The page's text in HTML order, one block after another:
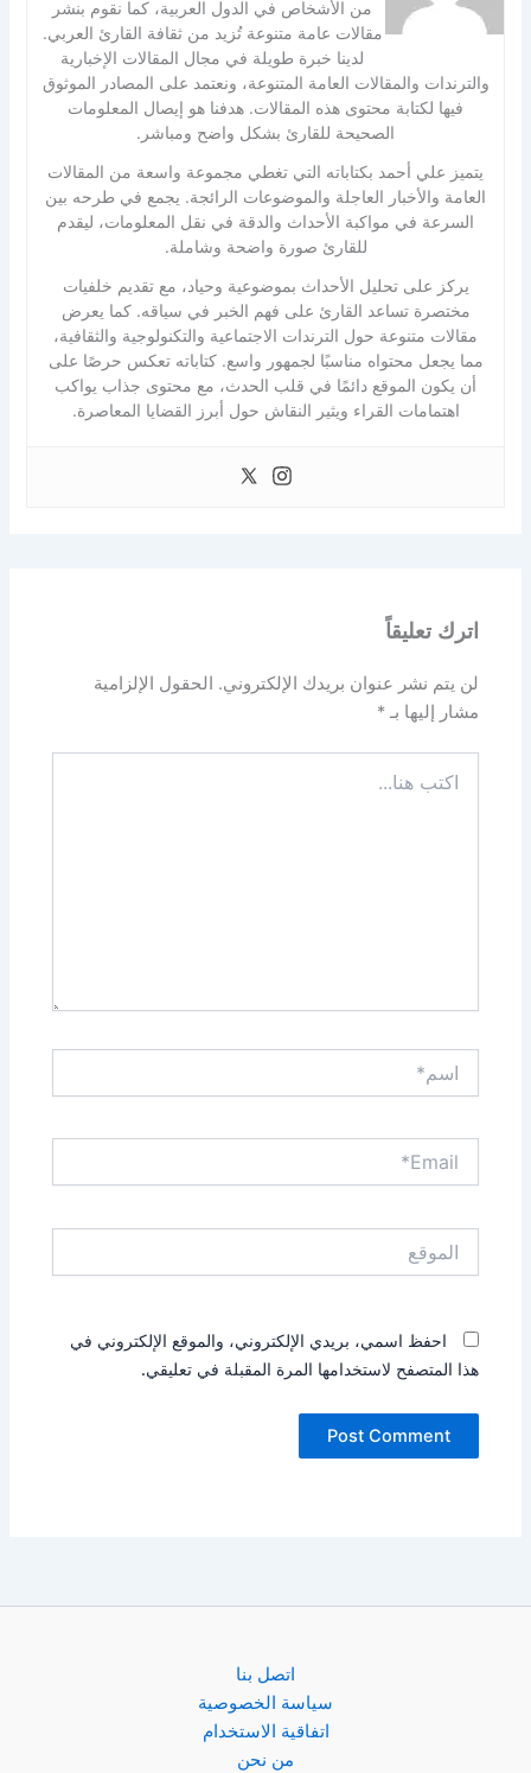
من الأشخاص في الدول العربية، كما نقوم بنشر
مقالات عامة متنوعة تُزيد من ثقافة القارئ العربي.
لدينا خبرة طويلة في مجال المقالات الإخبارية
والترندات والمقالات العامة المتنوعة، ونعتمد على المصادر الموثوق
فيها لكتابة محتوى هذه المقالات. هدفنا هو إيصال المعلومات
الصحيحة للقارئ بشكل واضح ومباشر.
يتميز علي أحمد بكتاباته التي تغطي مجموعة واسعة من المقالات
العامة والأخبار العاجلة والموضوعات الرائجة. يجمع في طرحه بين
السرعة في مواكبة الأحداث والدقة في نقل المعلومات، ليقدم
للقارئ صورة واضحة وشاملة.
يركز على تحليل الأحداث بموضوعية وحياد، مع تقديم خلفيات
مختصرة تساعد القارئ على فهم الخبر في سياقه. كما يعرض
مقالات متنوعة حول الترندات الاجتماعية والتكنولوجية والثقافية،
مما يجعل محتواه مناسبًا لجمهور واسع. كتاباته تعكس حرصًا على
أن يكون الموقع دائمًا في قلب الحدث، مع محتوى جذاب يواكب
اهتمامات القراء ويثير النقاش حول أبرز القضايا المعاصرة.
اترك تعليقاً
لن يتم نشر عنوان بريدك الإلكتروني. الحقول الإلزامية
مشار إليها بـ*
هنا...
احفظ اسمي، بريدي الإلكتروني، والموقع الإلكتروني في
هذا المتصفح لاستخدامها المرة المقبلة في تعليقي.
اتصل بنا
سياسة الخصوصية
اتفاقية الاستخدام
من نحن